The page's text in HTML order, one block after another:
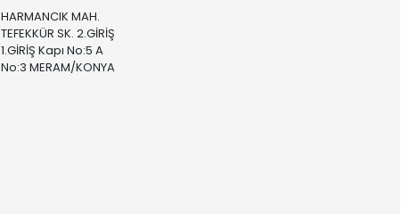
HARMANCIK MAH.
TEFEKKÜR SK. 2.GİRİŞ
1.GİRİŞ Kapı No:5 A
No:3 MERAM/KONYA